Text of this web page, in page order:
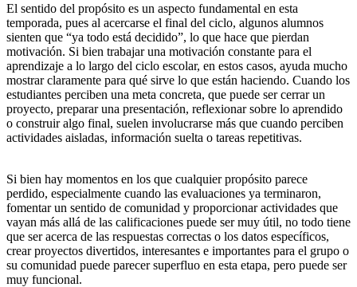
El sentido del propósito es un aspecto fundamental en esta
temporada, pues al acercarse el final del ciclo, algunos alumnos
sienten que “ya todo está decidido”, lo que hace que pierdan
motivación. Si bien trabajar una motivación constante para el
aprendizaje a lo largo del ciclo escolar, en estos casos, ayuda mucho
mostrar claramente para qué sirve lo que están haciendo. Cuando los
estudiantes perciben una meta concreta, que puede ser cerrar un
proyecto, preparar una presentación, reflexionar sobre lo aprendido
o construir algo final, suelen involucrarse más que cuando perciben
actividades aisladas, información suelta o tareas repetitivas.
Si bien hay momentos en los que cualquier propósito parece
perdido, especialmente cuando las evaluaciones ya terminaron,
fomentar un sentido de comunidad y proporcionar actividades que
vayan más allá de las calificaciones puede ser muy útil, no todo tiene
que ser acerca de las respuestas correctas o los datos específicos,
crear proyectos divertidos, interesantes e importantes para el grupo o
su comunidad puede parecer superfluo en esta etapa, pero puede ser
muy funcional.